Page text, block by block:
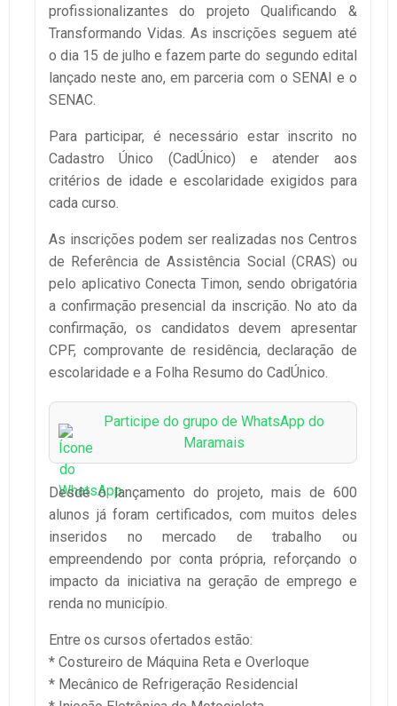
profissionalizantes do projeto Qualificando &
Transformando Vidas. As inscrições seguem até
o dia 15 de julho e fazem parte do segundo edital
lançado neste ano, em parceria com o SENAI e o
SENAC.
Para participar, é necessário estar inscrito no
Cadastro Único (CadÚnico) e atender aos
critérios de idade e escolaridade exigidos para
cada curso.
As inscrições podem ser realizadas nos Centros
de Referência de Assistência Social (CRAS) ou
pelo aplicativo Conecta Timon, sendo obrigatória
a confirmação presencial da inscrição. No ato da
confirmação, os candidatos devem apresentar
CPF, comprovante de residência, declaração de
escolaridade e a Folha Resumo do CadÚnico.
Participe do grupo de WhatsApp do
Maramais
Desde o lançamento do projeto, mais de 600
alunos já foram certificados, com muitos deles
inseridos no mercado de trabalho ou
empreendendo por conta própria, reforçando o
impacto da iniciativa na geração de emprego e
renda no município.
Entre os cursos ofertados estão:
* Costureiro de Máquina Reta e Overloque
* Mecânico de Refrigeração Residencial